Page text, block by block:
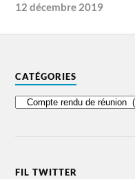
12 décembre 2019
CATÉGORIES
FIL TWITTER